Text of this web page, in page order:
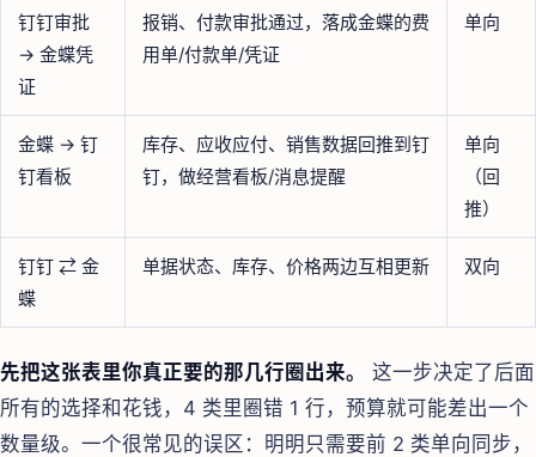
钉钉审批
→ 金蝶凭
证
报销、付款审批通过，落成金蝶的费
用单/付款单/凭证
单向
金蝶 → 钉
钉看板
库存、应收应付、销售数据回推到钉
钉，做经营看板/消息提醒
单向
（回
推）
钉钉 ⇄ 金
蝶
单据状态、库存、价格两边互相更新 双向
先把这张表里你真正要的那几行圈出来。
这一步决定了后面
所有的选择和花钱，4 类里圈错 1 行，预算就可能差出一个
数量级。一个很常见的误区：明明只需要前 2 类单向同步，